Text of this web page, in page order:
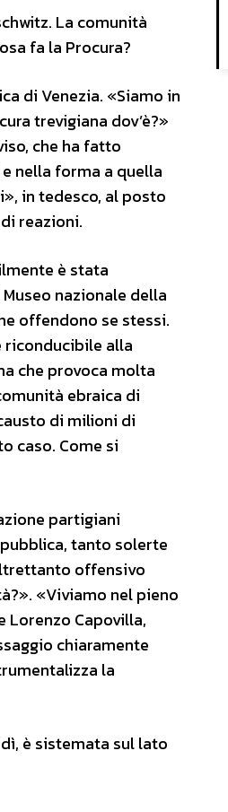
La comunità
fa la Procura?
di Venezia. «Siamo in
trevigiana dov’è?»
che ha fatto
nella forma a quella
in tedesco, al posto
reazioni.
è stata
nazionale della
offendono se stessi.
riconducibile alla
che provoca molta
ebraica di
di milioni di
caso. Come si
partigiani
tanto solerte
offensivo
«Viviamo nel pieno
Lorenzo Capovilla,
chiaramente
la
è sistemata sul lato